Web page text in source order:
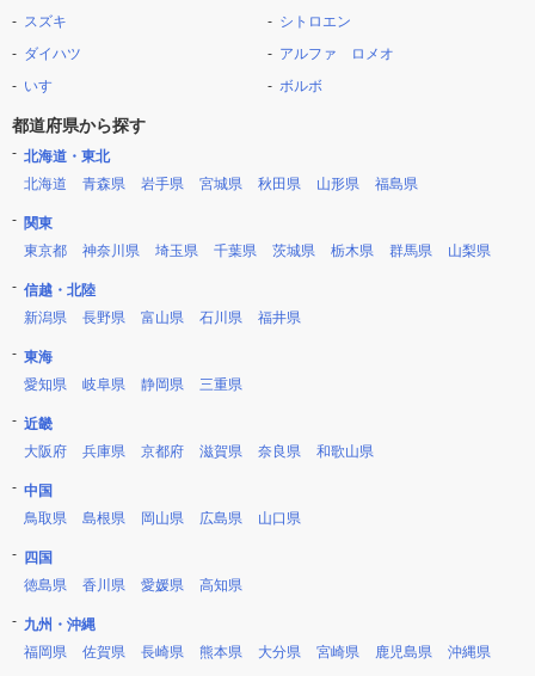
スズキ
ダイハツ
いすゞ
シトロエン
アルファ ロメオ
ボルボ
都道府県から探す
北海道・東北
北海道
青森県 岩手県 宮城県 秋田県 山形県 福島県
関東
東京都
神奈川県 埼玉県 千葉県 茨城県 栃木県 群馬県 山梨県
信越・北陸
新潟県
長野県 富山県 石川県 福井県
東海
愛知県
岐阜県 静岡県 三重県
近畿
大阪府
兵庫県 京都府 滋賀県 奈良県 和歌山県
中国
鳥取県
島根県 岡山県 広島県 山口県
四国
徳島県
香川県 愛媛県 高知県
九州・沖縄
福岡県
佐賀県 長崎県 熊本県 大分県 宮崎県 鹿児島県 沖縄県